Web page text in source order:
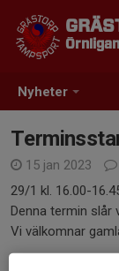
Nyheter
15 jan 2023
29/1 kl. 16.00-
Denna termin slår
Vi välkomnar